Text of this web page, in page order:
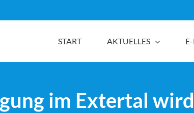
START AKTUELLES
im Extertal